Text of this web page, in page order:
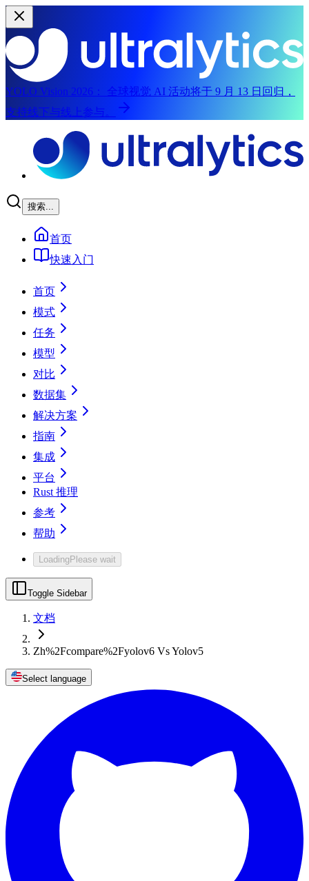
YOLO Vision 2026：
全球视觉 AI 活动将于 9 月 13 日回归，
支持线下与线上参与。
搜索...
首页
快速入门
首页
模式
任务
模型
对比
数据集
解决方案
指南
集成
平台
Rust 推理
参考
帮助
LoadingPlease wait
Toggle Sidebar
文档
Zh%2Fcompare%2Fyolov6 Vs Yolov5
Select language